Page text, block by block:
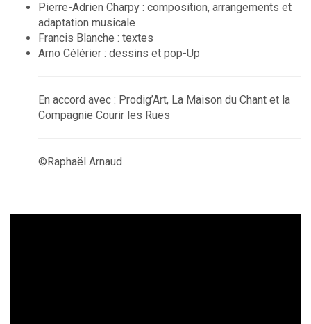
Pierre-Adrien Charpy : composition, arrangements et
adaptation musicale
Francis Blanche : textes
Arno Célérier : dessins et pop-Up
En accord avec : Prodig’Art, La Maison du Chant et la
Compagnie Courir les Rues
©Raphaël Arnaud